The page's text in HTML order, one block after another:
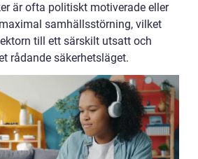
är ofta politiskt motiverade eller
samhällsstörning, vilket
till ett särskilt utsatt och
rådande säkerhetsläget.